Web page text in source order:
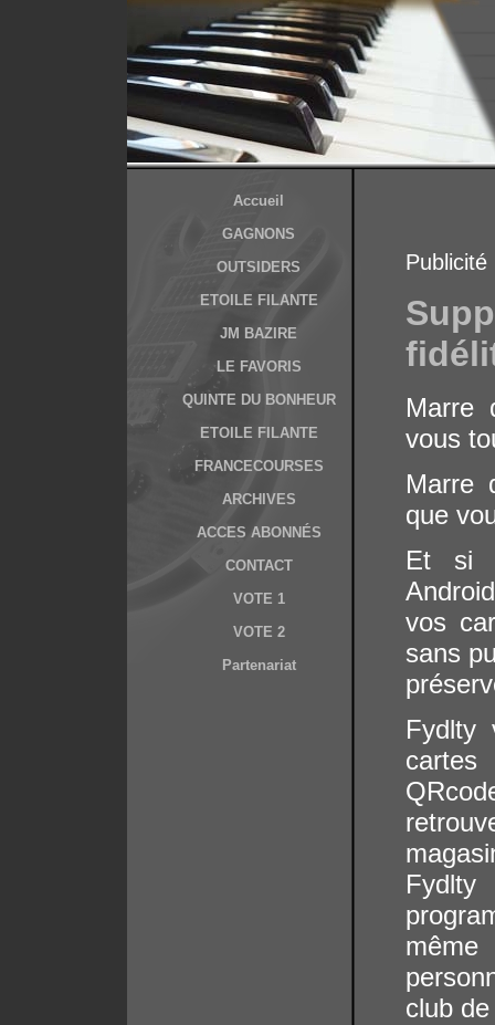
Accueil
GAGNONS
OUTSIDERS
ETOILE FILANTE
JM BAZIRE
LE FAVORIS
QUINTE DU BONHEUR
ETOILE FILANTE
FRANCECOURSES
ARCHIVES
ACCES ABONNÉS
CONTACT
VOTE 1
VOTE 2
Partenariat
Marre
vous
Marre
que
Et si
vos
sans
Fydlty
club